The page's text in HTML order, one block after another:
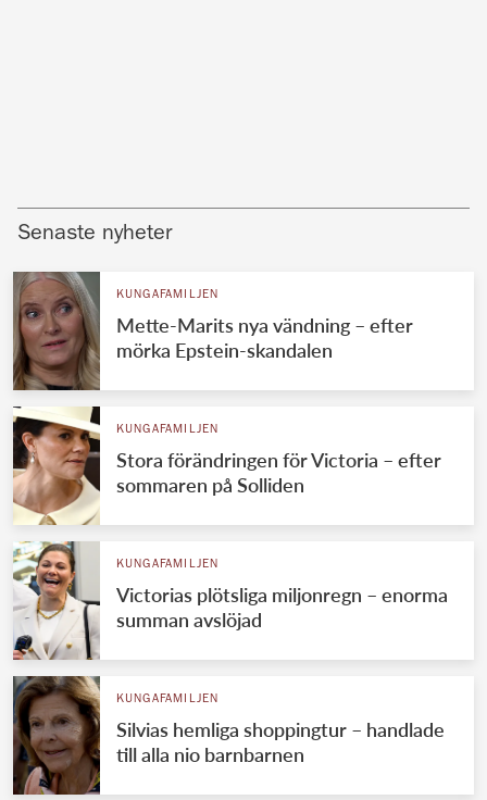
Senaste nyheter
KUNGAFAMILJEN
Mette-Marits nya vändning – efter
mörka Epstein-skandalen
KUNGAFAMILJEN
Stora förändringen för Victoria – efter
sommaren på Solliden
KUNGAFAMILJEN
Victorias plötsliga miljonregn – enorma
summan avslöjad
KUNGAFAMILJEN
Silvias hemliga shoppingtur – handlade
till alla nio barnbarnen